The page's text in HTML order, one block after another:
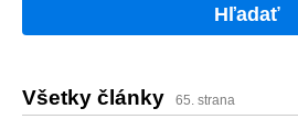
Hľadať
Všetky články 65. strana